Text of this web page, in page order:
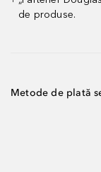
de produse.
Metode de plată